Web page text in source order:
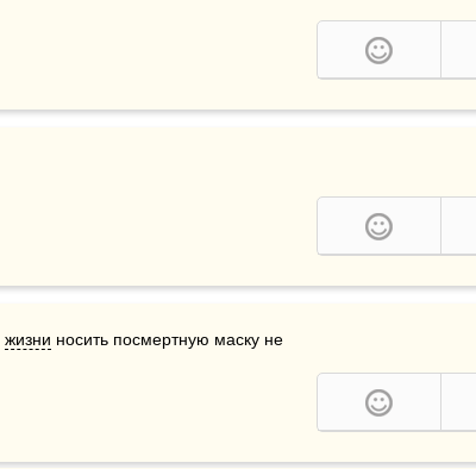
жизни носить посмертную маску не